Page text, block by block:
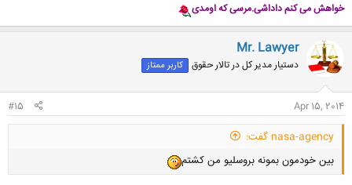
خواهش می کنم داداشی.مرسی که اومدی
Mr. Lawyer
دستیار مدیر کل در تالار حقوق کاربر ممتاز
Apr 15, 2014
#15
nasa-agency گفت:
بین خودمون بمونه بروسلیو من کشتم